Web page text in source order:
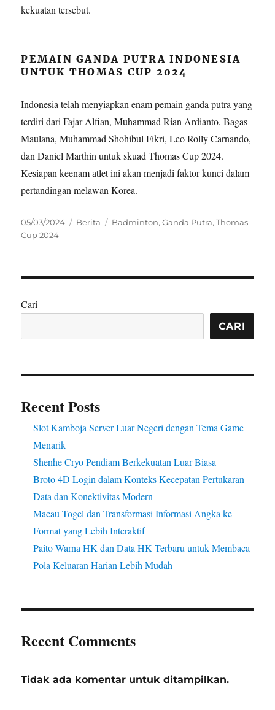
kekuatan tersebut.
PEMAIN GANDA PUTRA INDONESIA
UNTUK THOMAS CUP 2024
Indonesia telah menyiapkan enam pemain ganda putra yang
terdiri dari Fajar Alfian, Muhammad Rian Ardianto, Bagas
Maulana, Muhammad Shohibul Fikri, Leo Rolly Carnando,
dan Daniel Marthin untuk skuad Thomas Cup 2024.
Kesiapan keenam atlet ini akan menjadi faktor kunci dalam
pertandingan melawan Korea.
Posted
on
05/03/2024 Categories
Berita Tags
Badminton,Ganda Putra,Thomas
Cup 2024
Cari
CARI
Recent Posts
Slot Kamboja Server Luar Negeri dengan Tema Game
Menarik
Shenhe Cryo Pendiam Berkekuatan Luar Biasa
Broto 4D Login dalam Konteks Kecepatan Pertukaran
Data dan Konektivitas Modern
Macau Togel dan Transformasi Informasi Angka ke
Format yang Lebih Interaktif
Paito Warna HK dan Data HK Terbaru untuk Membaca
Pola Keluaran Harian Lebih Mudah
Recent Comments
Tidak ada komentar untuk ditampilkan.